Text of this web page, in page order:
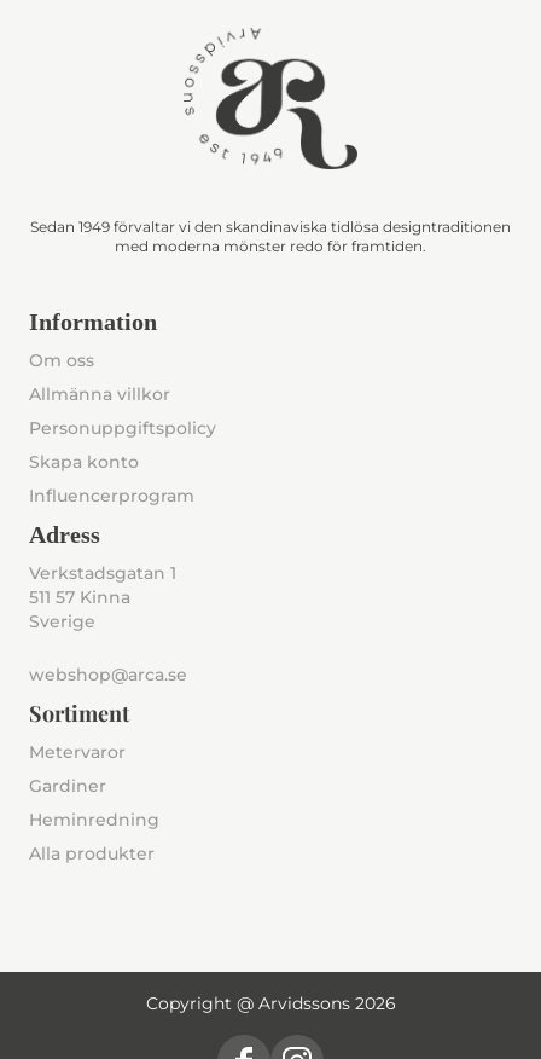
Sedan 1949 förvaltar vi den skandinaviska tidlösa designtraditionen
med moderna mönster redo för framtiden.
Information
Om oss
Allmänna villkor
Personuppgiftspolicy
Skapa konto
Influencerprogram
Adress
Verkstadsgatan 1
511 57 Kinna
Sverige
webshop@arca.se
Sortiment
Metervaror
Gardiner
Heminredning
Alla produkter
Copyright @ Arvidssons 2026